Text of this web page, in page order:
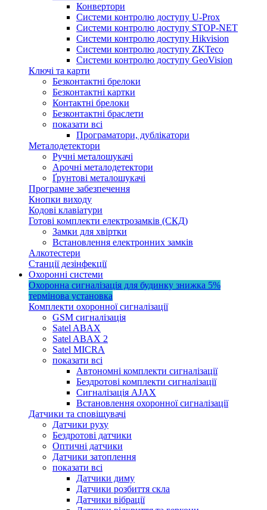
Конвертори
Системи контролю доступу U-Prox
Системи контролю доступу STOP-NET
Системи контролю доступу Hikvision
Системи контролю доступу ZKTeco
Системи контролю доступу GeoVision
Ключі та карти
Безконтактні брелоки
Безконтактні картки
Контактні брелоки
Безконтактні браслети
показати всі
Програматори, дублікатори
Металодетектори
Ручні металошукачі
Арочні металодетектори
Ґрунтові металошукачі
Програмне забезпечення
Кнопки виходу
Кодові клавіатури
Готові комплекти електрозамків (СКД)
Замки для хвіртки
Встановлення електронних замків
Алкотестери
Станції дезінфекції
Охоронні системи
Охоронна сигналізація для будинку знижка 5%
термінова установка
Комплекти охоронної сигналізації
GSM сигналізація
Satel ABAX
Satel ABAX 2
Satel MICRA
показати всі
Автономні комплекти сигналізації
Бездротові комплекти сигналізації
Сигналізація AJAX
Встановлення охоронної сигналізації
Датчики та сповіщувачі
Датчики руху
Бездротові датчики
Оптичні датчики
Датчики затоплення
показати всі
Датчики диму
Датчики розбиття скла
Датчики вібрації